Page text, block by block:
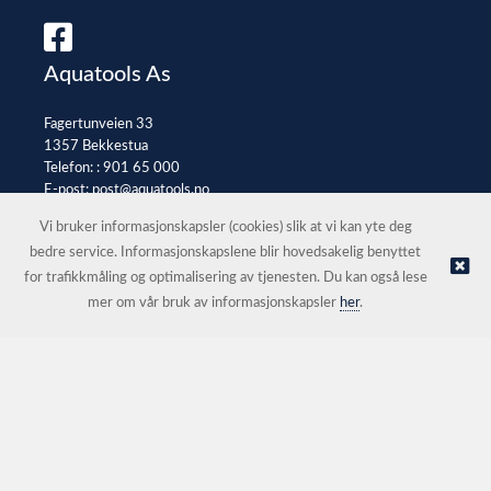
Aquatools As
Fagertunveien 33
1357 Bekkestua
Telefon: : 901 65 000
E-post:post@aquatools.no
© Aquatools As |Nettbutikk levert av Kréatif
Vi bruker informasjonskapsler (cookies) slik at vi kan yte deg
bedre service. Informasjonskapslene blir hovedsakelig benyttet
for trafikkmåling og optimalisering av tjenesten. Du kan også lese
mer om vår bruk av informasjonskapsler her.